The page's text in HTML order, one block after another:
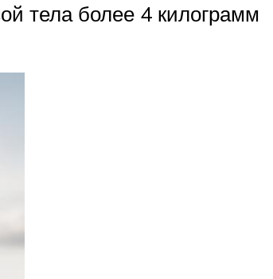
тела более 4 килограмм